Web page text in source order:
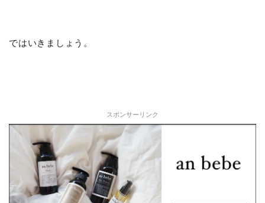
ではいきましょう。
スポンサーリンク